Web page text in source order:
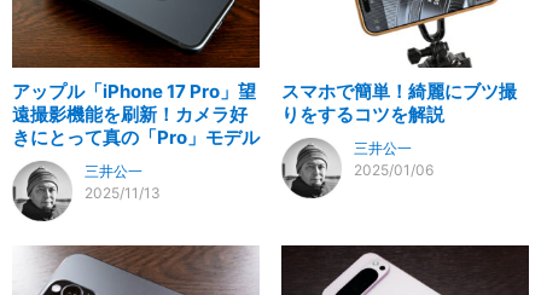
アップル「iPhone 17 Pro」望
遠撮影機能を刷新！カメラ好
きにとって真の「Pro」モデル
三井公一
2025/11/13
スマホで簡単！綺麗にブツ撮
りをするコツを解説
三井公一
2025/01/06